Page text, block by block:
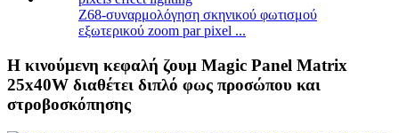
Z68-συναρμολόγηση σκηνικού φωτισμού
εξωτερικού zoom par pixel ...
Η κινούμενη κεφαλή ζουμ Magic Panel Matrix
25x40W διαθέτει διπλό φως προσώπου και
στροβοσκόπησης